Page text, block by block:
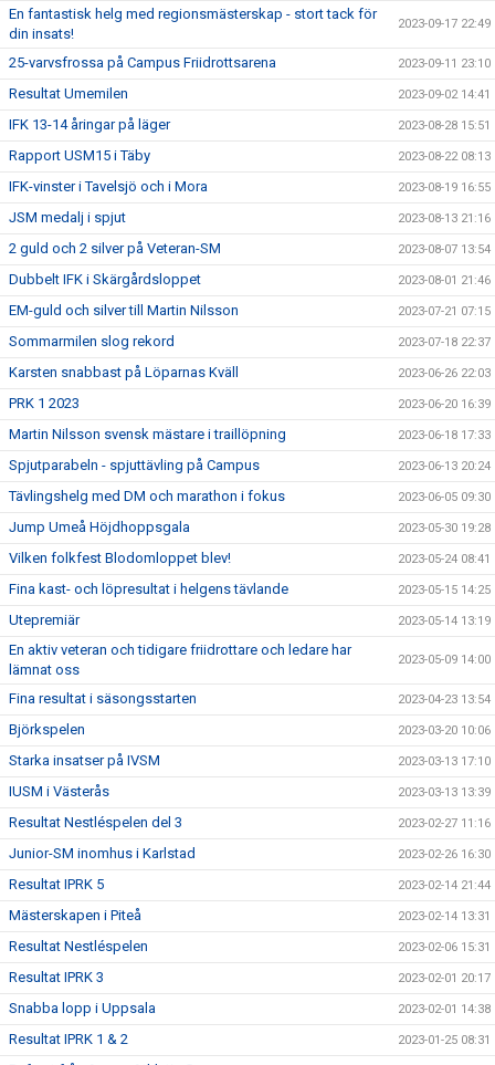
En fantastisk helg med regionsmästerskap - stort tack för
din insats!
2023-09-17 22:49
25-varvsfrossa på Campus Friidrottsarena 2023-09-11 23:10
Resultat Umemilen 2023-09-02 14:41
IFK 13-14 åringar på läger 2023-08-28 15:51
Rapport USM15 i Täby 2023-08-22 08:13
IFK-vinster i Tavelsjö och i Mora 2023-08-19 16:55
JSM medalj i spjut 2023-08-13 21:16
2 guld och 2 silver på Veteran-SM 2023-08-07 13:54
Dubbelt IFK i Skärgårdsloppet 2023-08-01 21:46
EM-guld och silver till Martin Nilsson 2023-07-21 07:15
Sommarmilen slog rekord 2023-07-18 22:37
Karsten snabbast på Löparnas Kväll 2023-06-26 22:03
PRK 1 2023 2023-06-20 16:39
Martin Nilsson svensk mästare i traillöpning 2023-06-18 17:33
Spjutparabeln - spjuttävling på Campus 2023-06-13 20:24
Tävlingshelg med DM och marathon i fokus 2023-06-05 09:30
Jump Umeå Höjdhoppsgala 2023-05-30 19:28
Vilken folkfest Blodomloppet blev! 2023-05-24 08:41
Fina kast- och löpresultat i helgens tävlande 2023-05-15 14:25
Utepremiär 2023-05-14 13:19
En aktiv veteran och tidigare friidrottare och ledare har
lämnat oss
2023-05-09 14:00
Fina resultat i säsongsstarten 2023-04-23 13:54
Björkspelen 2023-03-20 10:06
Starka insatser på IVSM 2023-03-13 17:10
IUSM i Västerås 2023-03-13 13:39
Resultat Nestléspelen del 3 2023-02-27 11:16
Junior-SM inomhus i Karlstad 2023-02-26 16:30
Resultat IPRK 5 2023-02-14 21:44
Mästerskapen i Piteå 2023-02-14 13:31
Resultat Nestléspelen 2023-02-06 15:31
Resultat IPRK 3 2023-02-01 20:17
Snabba lopp i Uppsala 2023-02-01 14:38
Resultat IPRK 1 & 2 2023-01-25 08:31